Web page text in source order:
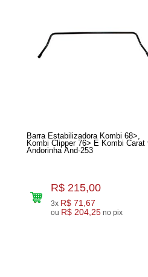
Barra Estabilizadora Kombi 68>,
Kombi Clipper 76> E Kombi Carat
Andorinha And-253
R$ 215,00
3x R$ 71,67
ou R$ 204,25 no pix